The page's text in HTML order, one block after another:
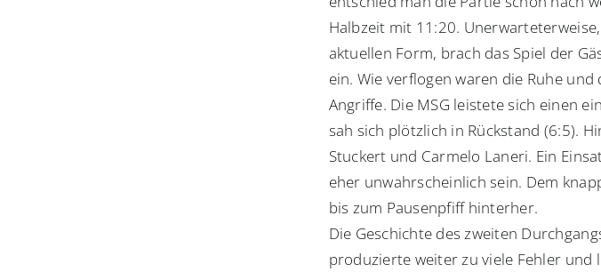
Halbzeit mit 11:20.
aktuellen Form, brach das Spiel der
ein. Wie verflogen waren die Ruhe
Angriffe. Die MSG leistete sich einen
sah sich plötzlich in Rückstand (6:5).
Stuckert und Carmelo Laneri. Ein
eher unwahrscheinlich sein. Dem
bis zum Pausenpfiff hinterher.
Die Geschichte des zweiten
produzierte weiter zu viele Fehler und